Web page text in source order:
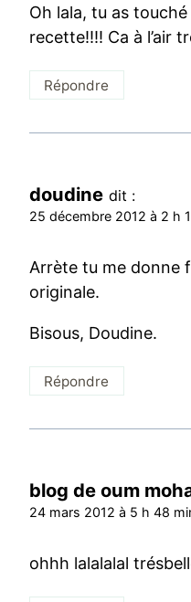
Oh lala, tu as
recette!!!! Ca à l’air
Répondre
doudine dit :
25 décembre 2012 à 2 h
Arrète tu me donne
originale.
Bisous, Doudine.
Répondre
blog de oum
24 mars 2012 à 5 h 48
ohhh lalalalal